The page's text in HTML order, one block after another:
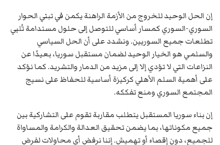
إن الحل الوحيد للخروج من الأزمة الراهنة يكمن في تبني الحوار
السوري-السوري كمسار أساسي للتوصل إلى حلول مستدامة تُلبي
تطلعات جميع السوريين. ونشدد على أن الحل السياسي
والسلمي هو الخيار الوحيد لضمان مستقبل سوريا، بعيدًا عن
النزاعات التي لا تؤدي إلا إلى مزيد من الدمار والتشريد. كما نؤكد
على أهمية السلم الأهلي كركيزة أساسية للحفاظ على نسيج
المجتمع السوري ومنع تفككه.
إن بناء سوريا المستقبل يتطلب مقاربة تقوم على التشاركية بين
جميع مكوناتها، بما يضمن تحقيق العدالة والكرامة والمساواة
للجميع، دون إقصاء أو تهميش. إننا نرفض أي محاولات لفرض